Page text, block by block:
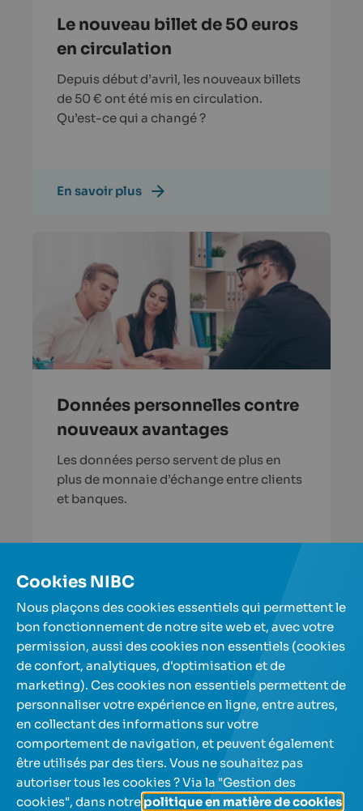
Le nouveau billet de 50 euros
en circulation
Depuis début d’avril, les nouveaux billets
de 50 € ont été mis en circulation.
Qu’est-ce qui a changé ?
En savoir plus
Données personnelles contre
nouveaux avantages
Les données perso servent de plus en
plus de monnaie d’échange entre clients
et banques.
En savoir plus
Plus d'articles
Nos comptes d'épargne
A propos de nous
Aide et contact
Cookies NIBC
Nous plaçons des cookies essentiels qui permettent le
bon fonctionnement de notre site web et, avec votre
permission, aussi des cookies non essentiels (cookies
de confort, analytiques, d'optimisation et de
marketing). Ces cookies non essentiels permettent de
personnaliser votre expérience en ligne, entre autres,
en collectant des informations sur votre
comportement de navigation, et peuvent également
être utilisés par des tiers. Vous ne souhaitez pas
autoriser tous les cookies ? Via la "Gestion des
cookies", dans notre politique en matière de cookies